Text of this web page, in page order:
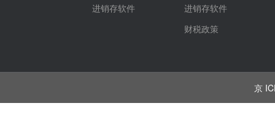
进销存软件
进销存软件
财税政策
京